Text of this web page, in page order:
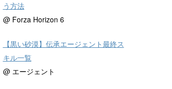
う方法
@ Forza Horizon 6
【黒い砂漠】伝承エージェント最終ス
キル一覧
@ エージェント